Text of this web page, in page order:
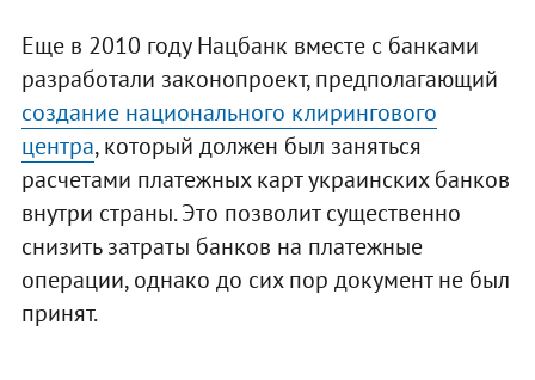
Еще в 2010 году Нацбанк вместе с банками
разработали законопроект, предполагающий
создание национального клирингового
центра, который должен был заняться
расчетами платежных карт украинских банков
внутри страны. Это позволит существенно
снизить затраты банков на платежные
операции, однако до сих пор документ не был
принят.